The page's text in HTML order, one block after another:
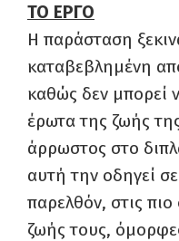
ΤΟ ΕΡΓΟ
Η παράσταση
καταβεβλημένη
καθώς δεν μπορεί
έρωτα της ζωής
άρρωστος στο
αυτή την οδηγεί
παρελθόν, στις πιο
ζωής τους,